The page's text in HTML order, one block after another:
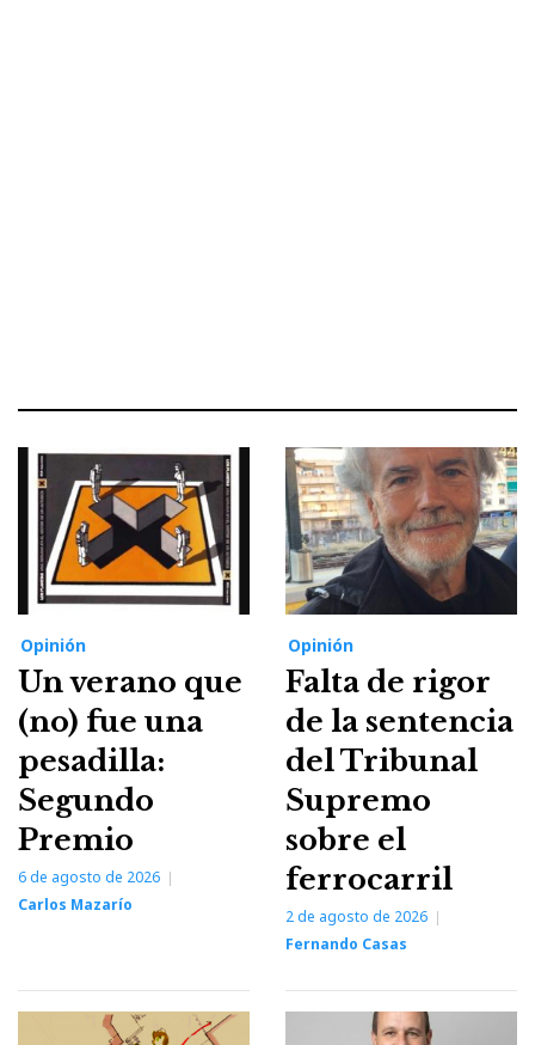
Opinión
Un verano que
(no) fue una
pesadilla:
Segundo
Premio
6 de agosto de 2026
Carlos Mazarío
Opinión
Falta de rigor
de la sentencia
del Tribunal
Supremo
sobre el
ferrocarril
2 de agosto de 2026
Fernando Casas